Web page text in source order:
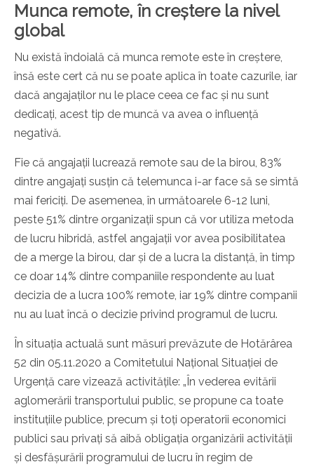
Munca remote, în creștere la nivel
global
Nu există îndoială că munca remote este în creștere,
însă este cert că nu se poate aplica în toate cazurile, iar
dacă angajaților nu le place ceea ce fac și nu sunt
dedicați, acest tip de muncă va avea o influență
negativă.
Fie că angajații lucrează remote sau de la birou, 83%
dintre angajați susțin că telemunca i-ar face să se simtă
mai fericiți. De asemenea, în următoarele 6-12 luni,
peste 51% dintre organizații spun că vor utiliza metoda
de lucru hibridă, astfel angajații vor avea posibilitatea
de a merge la birou, dar și de a lucra la distanță, în timp
ce doar 14% dintre companiile respondente au luat
decizia de a lucra 100% remote, iar 19% dintre companii
nu au luat încă o decizie privind programul de lucru.
În situația actuală sunt măsuri prevăzute de Hotărârea
52 din 05.11.2020 a Comitetului Național Situației de
Urgență care vizează activitățile: „În vederea evitării
aglomerării transportului public, se propune ca toate
instituțiile publice, precum și toți operatorii economici
publici sau privați să aibă obligația organizării activității
și desfășurării programului de lucru în regim de